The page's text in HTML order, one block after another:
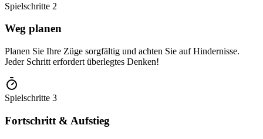
Spielschritte 2
Weg planen
Planen Sie Ihre Züge sorgfältig und achten Sie auf Hindernisse.
Jeder Schritt erfordert überlegtes Denken!
Spielschritte 3
Fortschritt & Aufstieg